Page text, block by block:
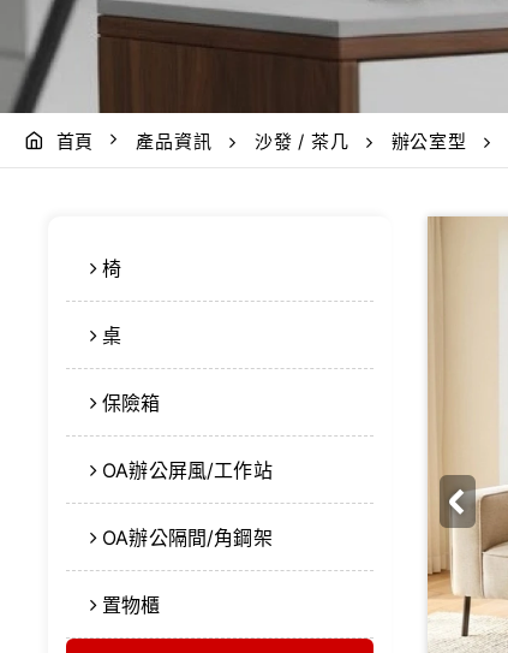
首頁 產品資訊 沙發 / 茶几 辦公室型
椅
桌
保險箱
OA辦公屏風/工作站
OA辦公隔間/角鋼架
置物櫃